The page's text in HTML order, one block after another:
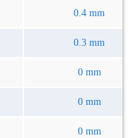
0.4 mm
0.3 mm
0 mm
0 mm
0 mm